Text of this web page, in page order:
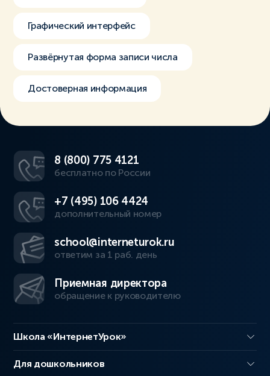
Графический интерфейс
Развёрнутая форма записи числа
Достоверная информация
8 (800) 775 4121
бесплатно по России
+7 (495) 106 4424
дополнительный номер
school@interneturok.ru
ответим за 1 раб. день
Приемная директора
обращение к руководителю
Школа «ИнтернетУрок»
Для дошкольников